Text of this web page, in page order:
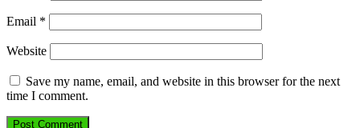
Email *
Website
Save my name, email, and website in this browser for the next
time I comment.